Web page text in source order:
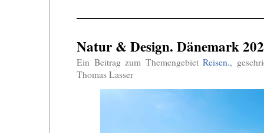
Natur & Design. Dänemark
Ein Beitrag zum Themengebiet Reisen.,
Thomas Lasser